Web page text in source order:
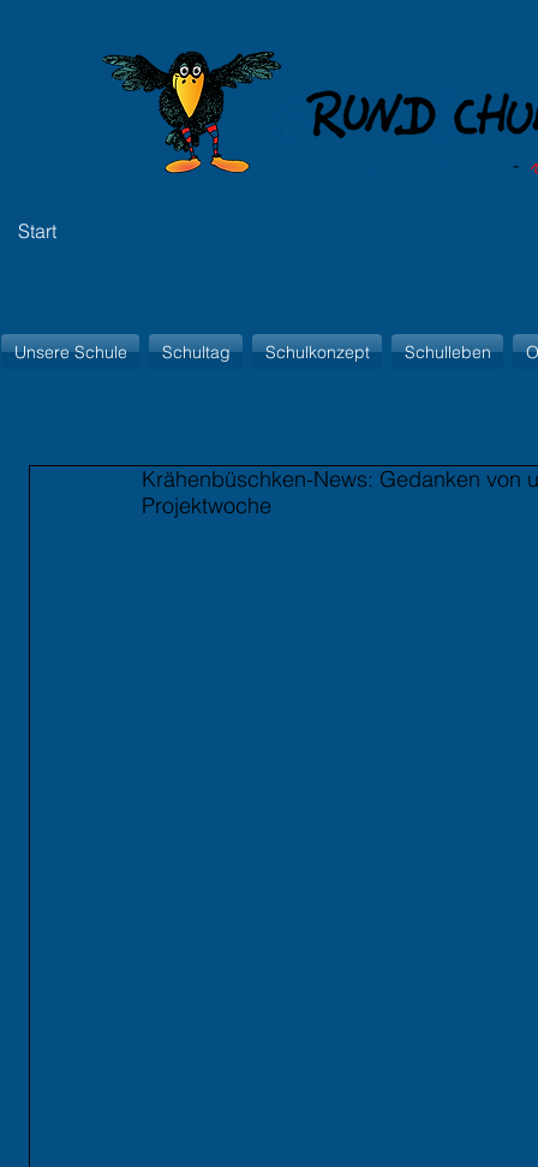
Start
Unsere Schule Schultag Schulkonzept Schulleben
Krähenbüschken-News: Gedanken von
Projektwoche